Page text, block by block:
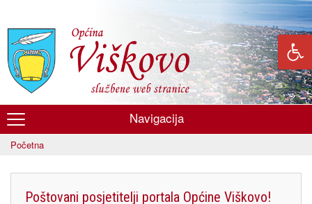
glavni
sadržaj
Općina
Viškovo
Navigacija
Početna
Poštovani posjetitelji portala Općine Viškovo!